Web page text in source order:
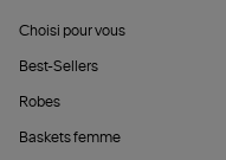
Choisi pour vous
Best-Sellers
Robes
Baskets femme